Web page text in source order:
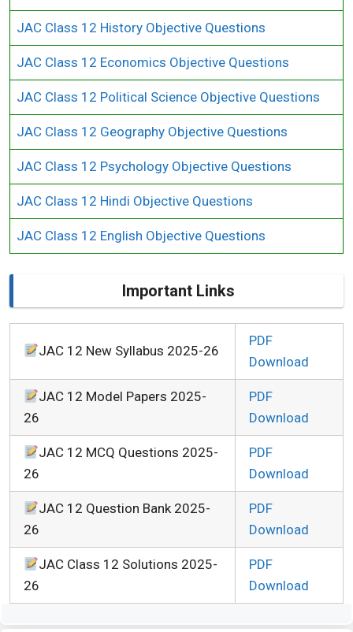
JAC Class 12 History Objective Questions
JAC Class 12 Economics Objective Questions
JAC Class 12 Political Science Objective Questions
JAC Class 12 Geography Objective Questions
JAC Class 12 Psychology Objective Questions
JAC Class 12 Hindi Objective Questions
JAC Class 12 English Objective Questions
Important Links
JAC 12 New Syllabus 2025-26
PDF
Download
JAC 12 Model Papers 2025-
26
PDF
Download
JAC 12 MCQ Questions 2025-
26
PDF
Download
JAC 12 Question Bank 2025-
26
PDF
Download
JAC Class 12 Solutions 2025-
26
PDF
Download